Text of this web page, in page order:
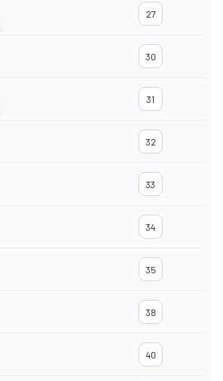
27
30
31
32
33
34
35
38
40